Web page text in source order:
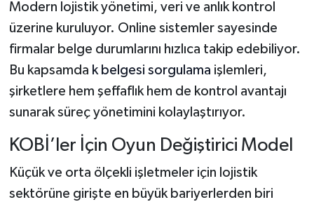
Modern lojistik yönetimi, veri ve anlık kontrol
üzerine kuruluyor. Online sistemler sayesinde
firmalar belge durumlarını hızlıca takip edebiliyor.
Bu kapsamda k belgesi sorgulama işlemleri,
şirketlere hem şeffaflık hem de kontrol avantajı
sunarak süreç yönetimini kolaylaştırıyor.
KOBİ’ler İçin Oyun Değiştirici Model
Küçük ve orta ölçekli işletmeler için lojistik
sektörüne girişte en büyük bariyerlerden biri